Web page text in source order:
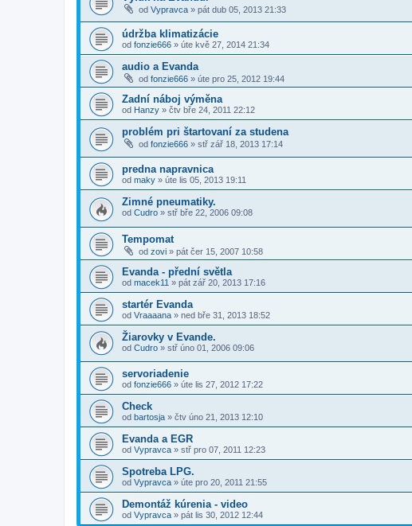
od Vypravca » pát dub 05, 2013 21:33
údržba klimatizácie
od fonzie666 » úte kvě 27, 2014 21:34
audio a Evanda
od fonzie666 » úte pro 25, 2012 19:44
Zadní náboj výměna
od Hanzy » čtv bře 24, 2011 22:12
problém pri štartovaní za studena
od fonzie666 » stř zář 18, 2013 17:14
predna napravnica
od maky » úte lis 05, 2013 19:11
Zimné pneumatiky.
od Cudro » stř bře 22, 2006 09:08
Tempomat
od zovi » pát čer 15, 2007 10:58
Evanda - přední světla
od macek11 » pát zář 20, 2013 17:16
startér Evanda
od Vraaaana » ned bře 31, 2013 18:52
Žiarovky v Evande.
od Cudro » stř úno 01, 2006 09:06
servoriadenie
od fonzie666 » úte lis 27, 2012 17:22
Check
od bartosja » čtv úno 21, 2013 12:10
Evanda a EGR
od Vypravca » stř pro 07, 2011 12:23
Spotreba LPG.
od Vypravca » úte pro 20, 2011 21:55
Demontáž kúrenia - video
od Vypravca » pát lis 30, 2012 12:44